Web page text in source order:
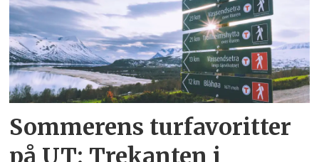
Sommerens turfavoritter